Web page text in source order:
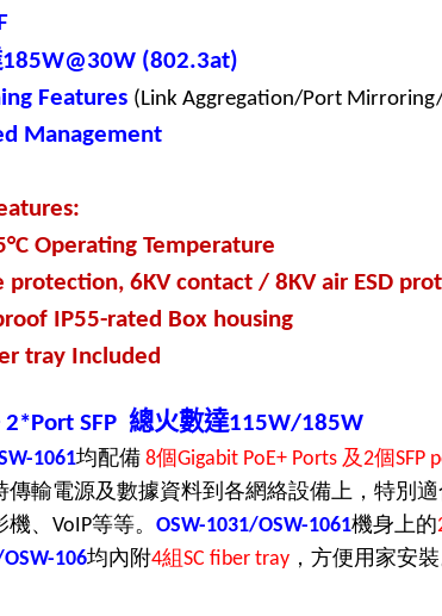
185W@30W (802.3at)
Features (Link Aggregation/Port
Management
Operating Temperature
protection, 6KV contact / 8KV air ESD
IP55-rated Box housing
tray Included
SFP 總火數達115W/185W
1061均配備 8個Gigabit PoE+ Ports 及2個SFP
傳輸電源及數據資料到各網絡設備上，特別
、 VoIP等等。 OSW-1031/OSW-1061機身上的
106均內附4組SC fiber tray ，方便用家安裝